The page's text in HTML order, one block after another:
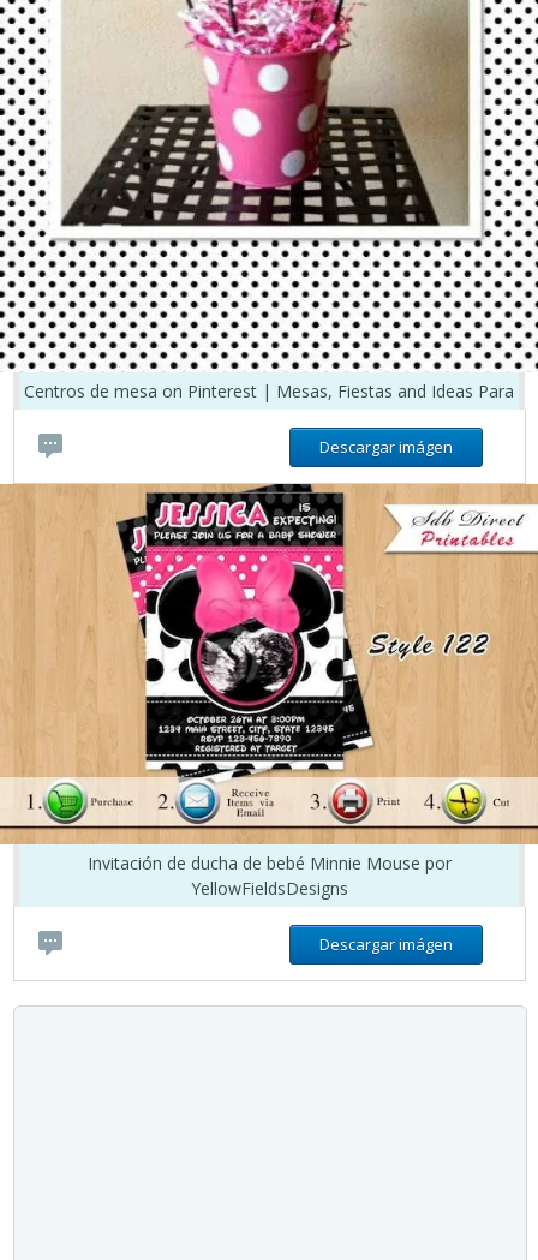
Centros de mesa on Pinterest | Mesas, Fiestas and Ideas Para
Descargar imágen
Invitación de ducha de bebé Minnie Mouse por
YellowFieldsDesigns
Descargar imágen